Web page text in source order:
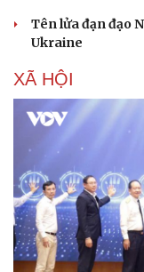
Tên lửa đạn đạo
Ukraine
XÃ HỘI